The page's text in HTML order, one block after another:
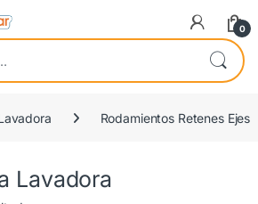
0
Rodamientos Retenes Ejes
Lavadora